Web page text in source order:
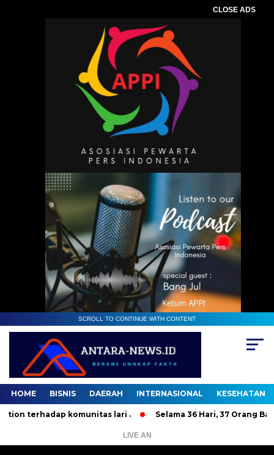
CLOSE ADS
SCROLL TO CONTINUE WITH CONTENT
HOME BISNIS DAERAH INTERNASIONAL KESEHATAN
komunitas lari . Selama 36 Hari, 37 Orang Bandit
LIVE AN